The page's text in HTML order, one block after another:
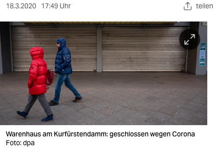
sport
berlin
nord
wahrheit
verlag
verlag
18.3.2020 17:49 Uhr teilen
Warenhaus am Kurfürstendamm: geschlossen wegen Corona
Foto: dpa